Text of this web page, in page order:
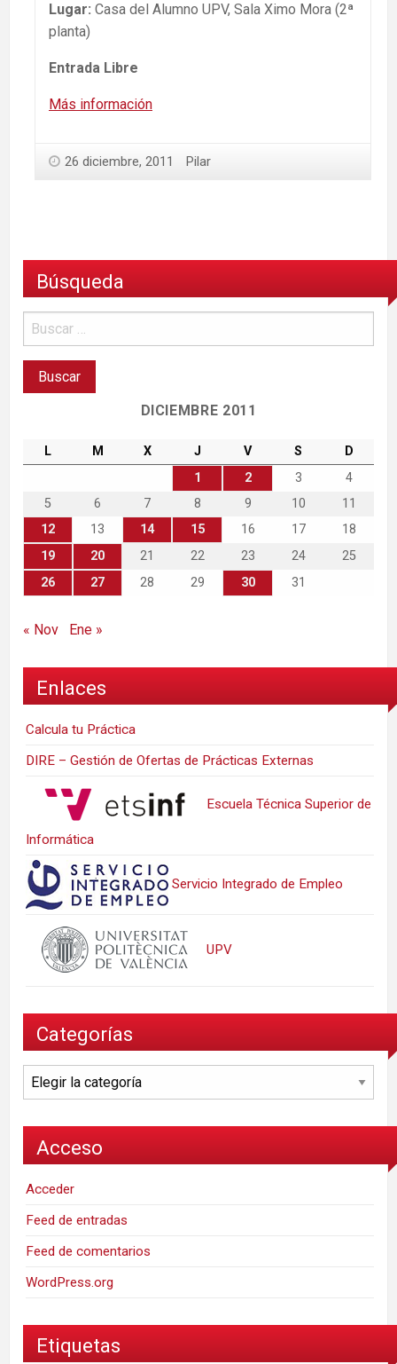
Lugar: Casa del Alumno UPV, Sala Ximo Mora (2ª
planta)
Entrada Libre
Más información
26 diciembre, 2011 Pilar
Búsqueda
DICIEMBRE 2011
L M X J V S
D
1
2 3
4
5
6 7 8 9 10
11
12
13 14 15 16 17
18
19
20 21 22 23 24
25
26
27 28 29 30 31
« Nov Ene »
Enlaces
Calcula tu Práctica
DIRE – Gestión de Ofertas de Prácticas Externas
Escuela Técnica Superior de
Informática
Servicio Integrado de Empleo
UPV
Categorías
Categorías
Acceso
Acceder
Feed de entradas
Feed de comentarios
WordPress.org
Etiquetas